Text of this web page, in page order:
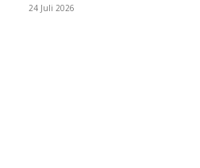
24 Juli 2026